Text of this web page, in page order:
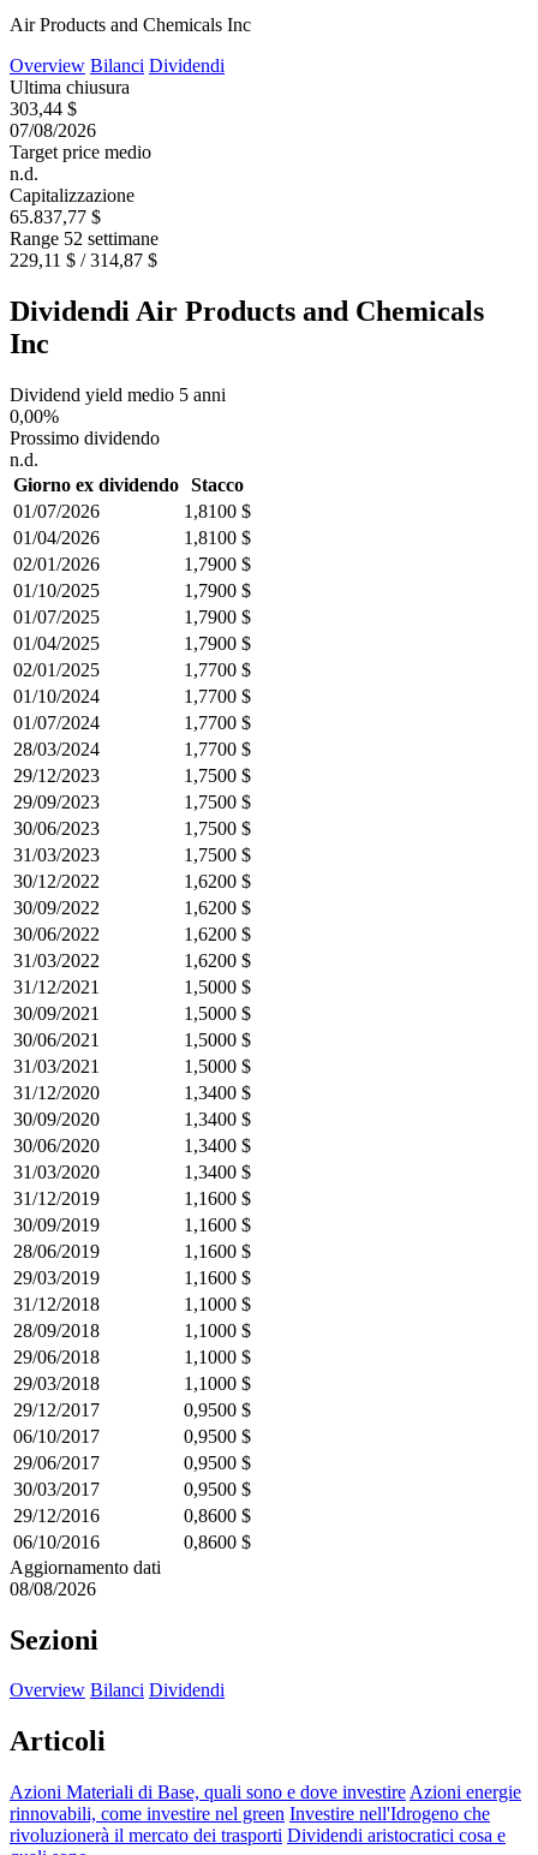
Air Products and Chemicals Inc
Overview Bilanci Dividendi
Ultima chiusura
303,44 $
07/08/2026
Target price medio
n.d.
Capitalizzazione
65.837,77 $
Range 52 settimane
229,11 $ / 314,87 $
Dividendi Air Products and Chemicals
Inc
Dividend yield medio 5 anni
0,00%
Prossimo dividendo
n.d.
Giorno ex dividendo Stacco
01/07/2026
1,8100 $
01/04/2026
1,8100 $
02/01/2026
1,7900 $
01/10/2025
1,7900 $
01/07/2025
1,7900 $
01/04/2025
1,7900 $
02/01/2025
1,7700 $
01/10/2024
1,7700 $
01/07/2024
1,7700 $
28/03/2024
1,7700 $
29/12/2023
1,7500 $
29/09/2023
1,7500 $
30/06/2023
1,7500 $
31/03/2023
1,7500 $
30/12/2022
1,6200 $
30/09/2022
1,6200 $
30/06/2022
1,6200 $
31/03/2022
1,6200 $
31/12/2021
1,5000 $
30/09/2021
1,5000 $
30/06/2021
1,5000 $
31/03/2021
1,5000 $
31/12/2020
1,3400 $
30/09/2020
1,3400 $
30/06/2020
1,3400 $
31/03/2020
1,3400 $
31/12/2019
1,1600 $
30/09/2019
1,1600 $
28/06/2019
1,1600 $
29/03/2019
1,1600 $
31/12/2018
1,1000 $
28/09/2018
1,1000 $
29/06/2018
1,1000 $
29/03/2018
1,1000 $
29/12/2017
0,9500 $
06/10/2017
0,9500 $
29/06/2017
0,9500 $
30/03/2017
0,9500 $
29/12/2016
0,8600 $
06/10/2016
0,8600 $
Aggiornamento dati
08/08/2026
Sezioni
Overview Bilanci Dividendi
Articoli
Azioni Materiali di Base, quali sono e dove investire Azioni energie
rinnovabili, come investire nel green Investire nell'Idrogeno che
rivoluzionerà il mercato dei trasporti Dividendi aristocratici cosa e